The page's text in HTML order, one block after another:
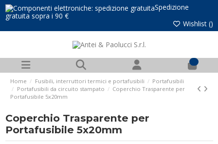
Spedizione
gratuita sopra i 90 €
Wishlist ()
Home Fusibili, interruttori termici e portafusibili
Portafusibili
Portafusibili da circuito stampato
Coperchio Trasparente per
Portafusibile 5x20mm
Coperchio Trasparente per
Portafusibile 5x20mm